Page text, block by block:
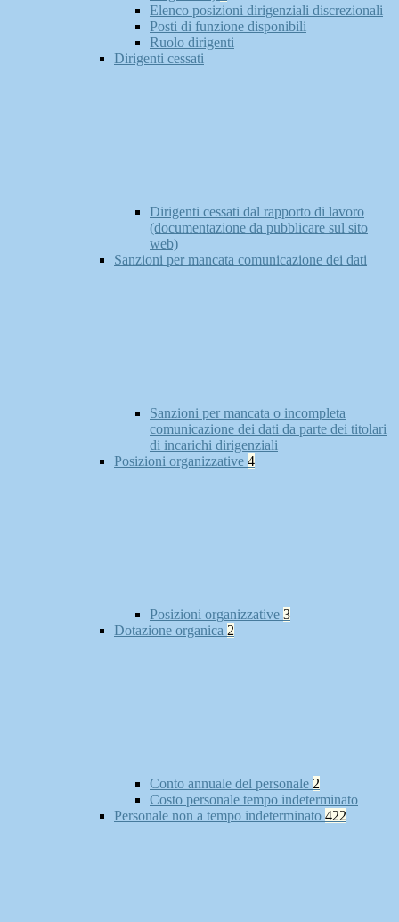
Elenco posizioni dirigenziali discrezionali
Posti di funzione disponibili
Ruolo dirigenti
Dirigenti cessati
Dirigenti cessati dal rapporto di lavoro
(documentazione da pubblicare sul sito
web)
Sanzioni per mancata comunicazione dei dati
Sanzioni per mancata o incompleta
comunicazione dei dati da parte dei titolari
di incarichi dirigenziali
Posizioni organizzative 4
Posizioni organizzative 3
Dotazione organica 2
Conto annuale del personale 2
Costo personale tempo indeterminato
Personale non a tempo indeterminato 422